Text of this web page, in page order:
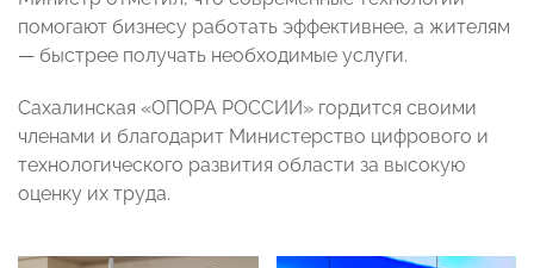
помогают бизнесу работать эффективнее, а жителям
— быстрее получать необходимые услуги.
Сахалинская «ОПОРА РОССИИ» гордится своими
членами и благодарит Министерство цифрового и
технологического развития области за высокую
оценку их труда.